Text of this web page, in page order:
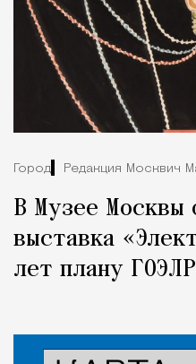
Город Редакция Москвич
В Музее Москвы
выставка
лет плану